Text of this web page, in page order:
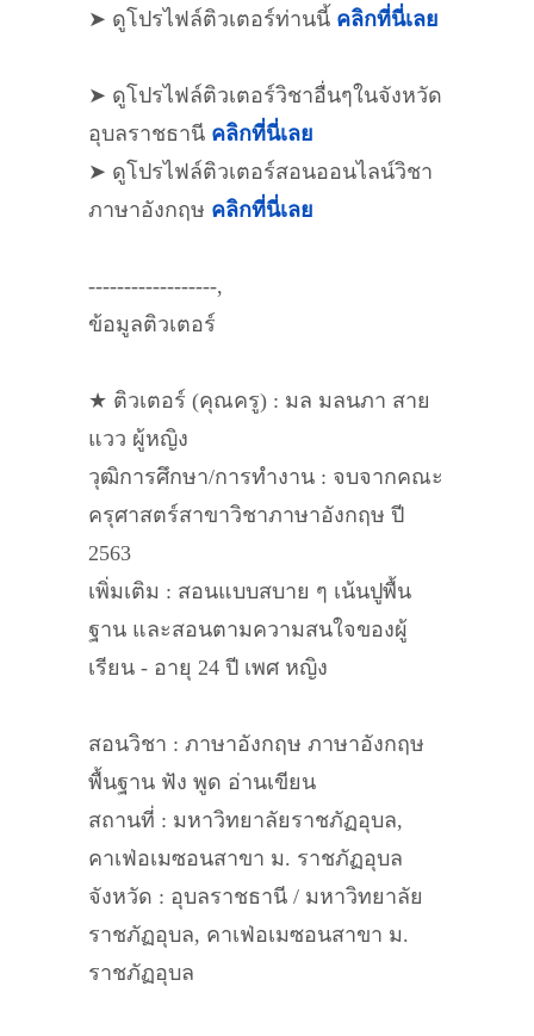
➤ ดูโปรไฟล์ติวเตอร์ท่านนี้ คลิกที่นี่เลย
➤ ดูโปรไฟล์ติวเตอร์วิชาอื่นๆในจังหวัด
อุบลราชธานี คลิกที่นี่เลย
➤ ดูโปรไฟล์ติวเตอร์สอนออนไลน์วิชา
ภาษาอังกฤษ คลิกที่นี่เลย
------------------,
ข้อมูลติวเตอร์
★ ติวเตอร์ (คุณครู) : มล มลนภา สาย
แวว ผู้หญิง
วุฒิการศึกษา/การทำงาน : จบจากคณะ
ครุศาสตร์สาขาวิชาภาษาอังกฤษ ปี
2563
เพิ่มเติม : สอนแบบสบาย ๆ เน้นปูพื้น
ฐาน และสอนตามความสนใจของผู้
เรียน - อายุ 24 ปี เพศ หญิง
สอนวิชา : ภาษาอังกฤษ ภาษาอังกฤษ
พื้นฐาน ฟัง พูด อ่านเขียน
สถานที่ : มหาวิทยาลัยราชภัฏอุบล,
คาเฟ่อเมซอนสาขา ม. ราชภัฏอุบล
จังหวัด : อุบลราชธานี / มหาวิทยาลัย
ราชภัฏอุบล, คาเฟ่อเมซอนสาขา ม.
ราชภัฏอุบล